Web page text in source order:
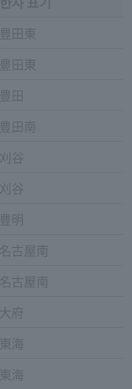
豊田東
豊田東
豊田
豊田南
刈谷
刈谷
豊明
名古屋南
名古屋南
大府
東海
東海